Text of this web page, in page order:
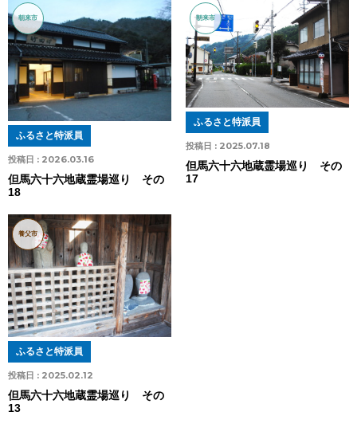
朝来市
投稿日 : 2026.03.16
ふるさと特派員
但馬六十六地蔵霊場巡り その
18
朝来市
投稿日 : 2025.07.18
ふるさと特派員
但馬六十六地蔵霊場巡り その
17
養父市
投稿日 : 2025.02.12
ふるさと特派員
但馬六十六地蔵霊場巡り その
13